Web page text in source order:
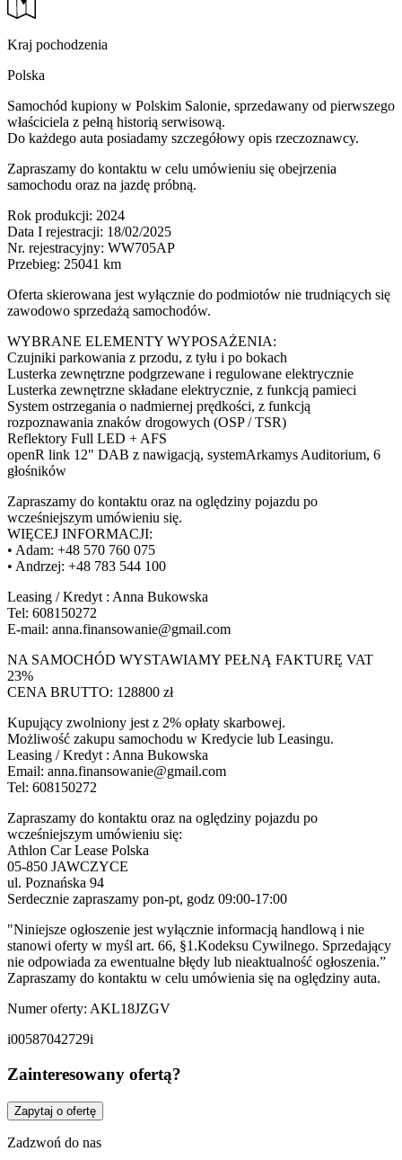
Kraj pochodzenia
Polska
Samochód kupiony w Polskim Salonie, sprzedawany od pierwszego
właściciela z pełną historią serwisową.
Do każdego auta posiadamy szczegółowy opis rzeczoznawcy.
Zapraszamy do kontaktu w celu umówieniu się obejrzenia
samochodu oraz na jazdę próbną.
Rok produkcji: 2024
Data I rejestracji: 18/02/2025
Nr. rejestracyjny: WW705AP
Przebieg: 25041 km
Oferta skierowana jest wyłącznie do podmiotów nie trudniących się
zawodowo sprzedażą samochodów.
WYBRANE ELEMENTY WYPOSAŻENIA:
Czujniki parkowania z przodu, z tyłu i po bokach
Lusterka zewnętrzne podgrzewane i regulowane elektrycznie
Lusterka zewnętrzne składane elektrycznie, z funkcją pamieci
System ostrzegania o nadmiernej prędkości, z funkcją
rozpoznawania znaków drogowych (OSP / TSR)
Reflektory Full LED + AFS
openR link 12" DAB z nawigacją, systemArkamys Auditorium, 6
głośników
Zapraszamy do kontaktu oraz na oględziny pojazdu po
wcześniejszym umówieniu się.
WIĘCEJ INFORMACJI:
• Adam: +48 570 760 075
• Andrzej: +48 783 544 100
Leasing / Kredyt : Anna Bukowska
Tel: 608150272
E-mail: anna.finansowanie@gmail.com
NA SAMOCHÓD WYSTAWIAMY PEŁNĄ FAKTURĘ VAT
23%
CENA BRUTTO: 128800 zł
Kupujący zwolniony jest z 2% opłaty skarbowej.
Możliwość zakupu samochodu w Kredycie lub Leasingu.
Leasing / Kredyt : Anna Bukowska
Email: anna.finansowanie@gmail.com
Tel: 608150272
Zapraszamy do kontaktu oraz na oględziny pojazdu po
wcześniejszym umówieniu się:
Athlon Car Lease Polska
05-850 JAWCZYCE
ul. Poznańska 94
Serdecznie zapraszamy pon-pt, godz 09:00-17:00
"Niniejsze ogłoszenie jest wyłącznie informacją handlową i nie
stanowi oferty w myśl art. 66, §1.Kodeksu Cywilnego. Sprzedający
nie odpowiada za ewentualne błędy lub nieaktualność ogłoszenia.”
Zapraszamy do kontaktu w celu umówienia się na oględziny auta.
Numer oferty: AKL18JZGV
i00587042729i
Zainteresowany ofertą?
Zapytaj o ofertę
Zadzwoń do nas